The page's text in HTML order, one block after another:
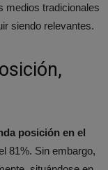
medios tradicionales
siendo relevantes.
posición en el
81%. Sin embargo,